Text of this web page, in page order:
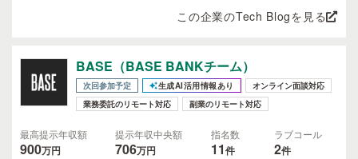
この企業のTech Blogを見る
BASE（BASE BANKチーム）
次回参加予定 生成AI活用情報あり
オンライン面談対応
業務委託のリモート対応
副業のリモート対応
最高提示年収額
900万円
提示年収中央額
706万円
指名数
11件
ラブコール
2件